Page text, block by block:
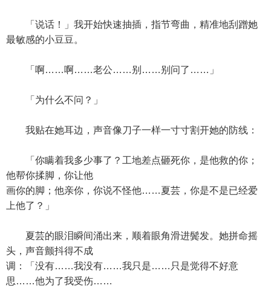
「说话！」我开始快速抽插，指节弯曲，精准地刮蹭她
最敏感的小豆豆。
「啊……啊……老公……别……别问了……」
「为什么不问？」
我贴在她耳边，声音像刀子一样一寸寸割开她的防线：
「你瞒着我多少事了？工地差点砸死你，是他救的你；
他帮你揉脚，你让他
画你的脚；他亲你，你说不怪他……夏芸，你是不是已经爱
上他了？」
夏芸的眼泪瞬间涌出来，顺着眼角滑进鬓发。她拼命摇
头，声音颤抖得不成
调：「没有……我没有……我只是……只是觉得不好意
思……他为了我受伤……